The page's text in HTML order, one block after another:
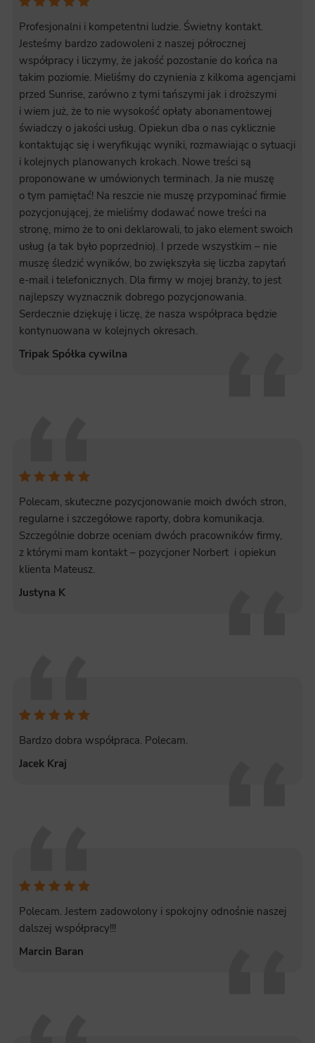
Profesjonalni i kompetentni ludzie. Świetny kontakt.
Jesteśmy bardzo zadowoleni z naszej półrocznej
współpracy i liczymy, że jakość pozostanie do końca na
takim poziomie. Mieliśmy do czynienia z kilkoma agencjami
przed Sunrise, zarówno z tymi tańszymi jak i droższymi
i wiem już, że to nie wysokość opłaty abonamentowej
świadczy o jakości usług. Opiekun dba o nas cyklicznie
kontaktując się i weryfikując wyniki, rozmawiając o sytuacji
i kolejnych planowanych krokach. Nowe treści są
proponowane w umówionych terminach. Ja nie muszę
o tym pamiętać! Na reszcie nie muszę przypominać firmie
pozycjonującej, że mieliśmy dodawać nowe treści na
stronę, mimo że to oni deklarowali, to jako element swoich
usług (a tak było poprzednio). I przede wszystkim – nie
muszę śledzić wyników, bo zwiększyła się liczba zapytań
e-mail i telefonicznych. Dla firmy w mojej branży, to jest
najlepszy wyznacznik dobrego pozycjonowania.
Serdecznie dziękuję i liczę, że nasza współpraca będzie
kontynuowana w kolejnych okresach.
Tripak Spółka cywilna
Polecam, skuteczne pozycjonowanie moich dwóch stron,
regularne i szczegółowe raporty, dobra komunikacja.
Szczególnie dobrze oceniam dwóch pracowników firmy,
z którymi mam kontakt – pozycjoner Norbert i opiekun
klienta Mateusz.
Justyna K
Bardzo dobra współpraca. Polecam.
Jacek Kraj
Polecam. Jestem zadowolony i spokojny odnośnie naszej
dalszej współpracy!!!
Marcin Baran